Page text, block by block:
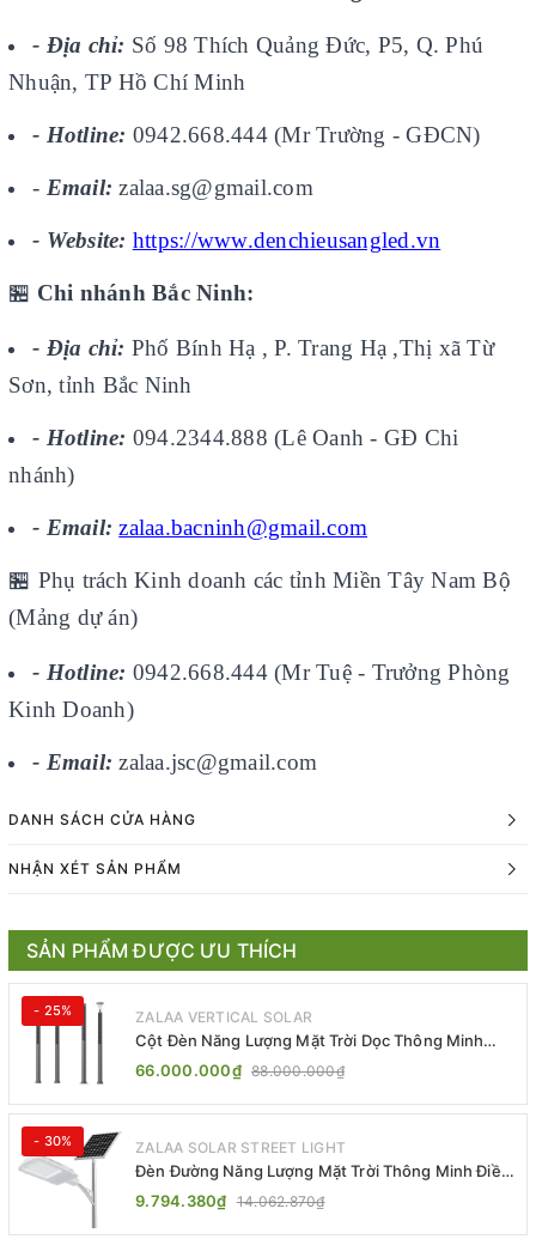
- Địa chỉ: Số 98 Thích Quảng Đức, P5, Q. Phú
Nhuận, TP Hồ Chí Minh
- Hotline: 0942.668.444 (Mr Trường - GĐCN)
- Email: zalaa.sg@gmail.com
- Website: https://www.denchieusangled.vn
🏪 Chi nhánh Bắc Ninh:
- Địa chỉ: Phố Bính Hạ , P. Trang Hạ ,Thị xã Từ
Sơn, tỉnh Bắc Ninh
- Hotline: 094.2344.888 (Lê Oanh - GĐ Chi
nhánh)
- Email: zalaa.bacninh@gmail.com
🏪 Phụ trách Kinh doanh các tỉnh Miền Tây Nam Bộ
(Mảng dự án)
- Hotline: 0942.668.444 (Mr Tuệ - Trưởng Phòng
Kinh Doanh)
- Email: zalaa.jsc@gmail.com
DANH SÁCH CỬA HÀNG
NHẬN XÉT SẢN PHẨM
SẢN PHẨM ĐƯỢC ƯU THÍCH
- 25% ZALAA VERTICAL SOLAR
Cột Đèn Năng Lượng Mặt Trời Dọc Thông Minh
ZSR-YYDS-360 | ZALAA Jsc
66.000.000₫ 88.000.000₫
- 30% ZALAA SOLAR STREET LIGHT
Đèn Đường Năng Lượng Mặt Trời Thông Minh Điều
Khiển MPPT ZL-GMX01 ZALAA
9.794.380₫ 14.062.870₫